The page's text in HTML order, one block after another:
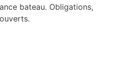
bateau. Obligations,